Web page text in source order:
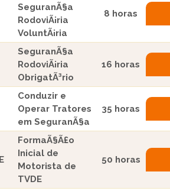
SeguranÃ§a
RodoviÃ¡ria
VoluntÃ¡ria
8 horas
SeguranÃ§a
RodoviÃ¡ria
ObrigatÃ³rio
16 horas
Conduzir e
Operar Tratores
em SeguranÃ§a
35 horas
FormaÃ§Ã£o
Inicial de
Motorista de
TVDE
50 horas